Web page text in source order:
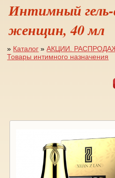
Интимный гель-
женщин, 40 мл
Вы здесь
» Каталог »АКЦИИ.
Товары интимного назначения